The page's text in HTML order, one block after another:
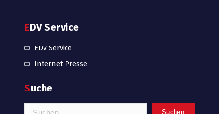
EDV Service
EDV Service
Internet Presse
Suche
Suchen